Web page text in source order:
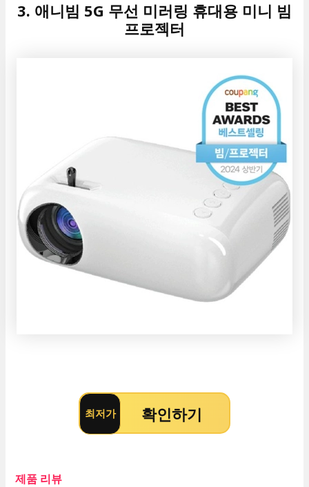
3. 애니빔 5G 무선 미러링 휴대용 미니 빔
프로젝터
최저가 확인하기
제품 리뷰